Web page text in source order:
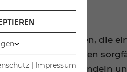
einzusetzen, die
zu behandeln
| Impressum